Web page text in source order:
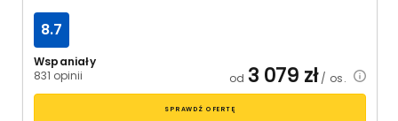
Wspaniały
831 opinii
8.7
od 3 079 zł/ os.
SPRAWDŹ OFERTĘ